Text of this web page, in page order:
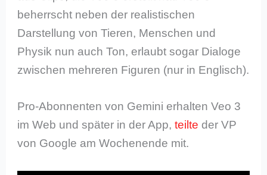
beherrscht neben der realistischen
Darstellung von Tieren, Menschen und
Physik nun auch Ton, erlaubt sogar Dialoge
zwischen mehreren Figuren (nur in Englisch).
Pro-Abonnenten von Gemini erhalten Veo 3
im Web und später in der App,teilte der VP
von Google am Wochenende mit.